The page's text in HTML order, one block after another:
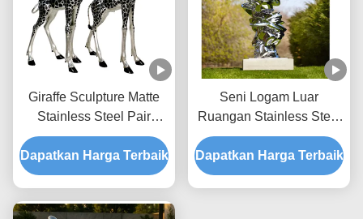
Giraffe Sculpture Matte
Stainless Steel Pair
Elegant Abstract Duo
Untuk Kebun Modern
Dapatkan Harga Terbaik
Seni Logam Luar
Ruangan Stainless Steel
Modern Abstrak Patung
Dapatkan Harga Terbaik